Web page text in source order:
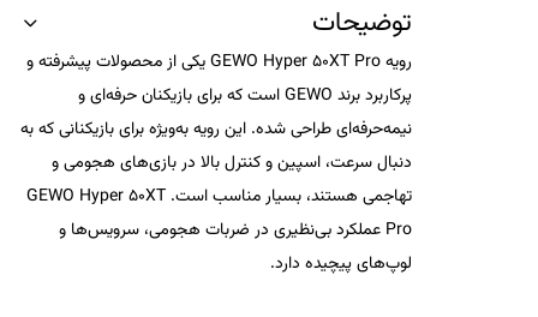
توضیحات
رویه GEWO Hyper 50XT Pro
یکی از محصولات پیشرفته و
پرکاربرد برند GEWOاست که برای بازیکنان حرفه‌ای و
نیمه‌حرفه‌ای طراحی شده. این رویه به‌ویژه برای بازیکنانی که به
دنبالسرعت، اسپینوکنترلبالا در بازی‌های هجومی و
تهاجمی هستند، بسیار مناسب است. GEWO Hyper 50XT
Pro عملکرد بی‌نظیری در ضربات هجومی، سرویس‌ها و
لوپ‌های پیچیده دارد.